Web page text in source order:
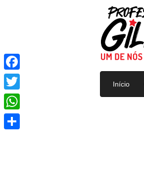
Pular para o conteúdo
Início
Facebook
Twitter
WhatsApp